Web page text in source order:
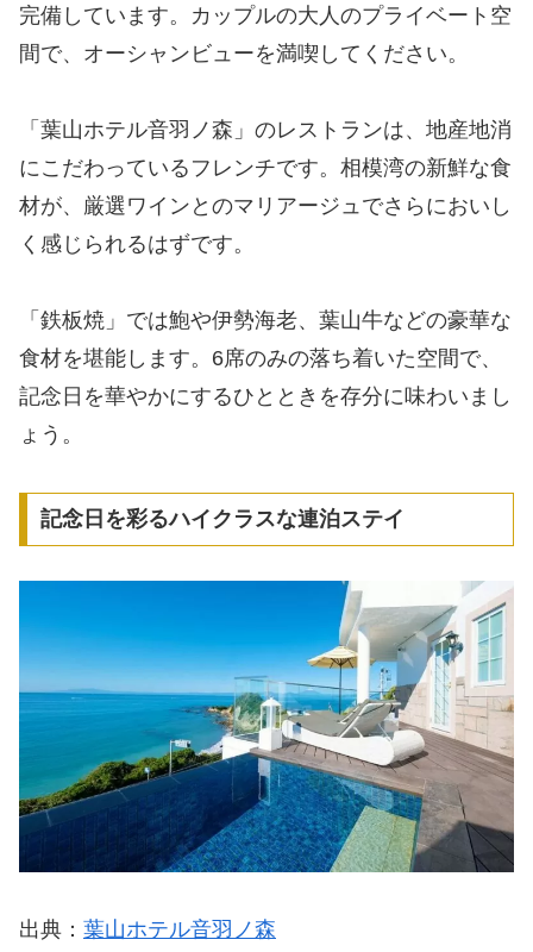
完備しています。カップルの大人のプライベート空
間で、オーシャンビューを満喫してください。
「葉山ホテル音羽ノ森」のレストランは、地産地消
にこだわっているフレンチです。相模湾の新鮮な食
材が、厳選ワインとのマリアージュでさらにおいし
く感じられるはずです。
「鉄板焼」では鮑や伊勢海老、葉山牛などの豪華な
食材を堪能します。6席のみの落ち着いた空間で、
記念日を華やかにするひとときを存分に味わいまし
ょう。
記念日を彩るハイクラスな連泊ステイ
出典： 葉山ホテル音羽ノ森